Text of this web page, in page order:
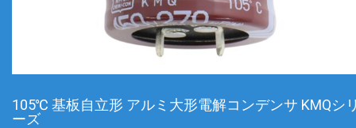
105℃ 基板自立形 アルミ大形電解コンデンサ KMQシ
ーズ